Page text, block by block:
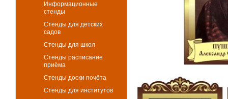
Информационные
стенды
Стенды для детских
садов
Стенды для школ
Стенды расписание
приёма
Стенды доски почёта
Стенды для институтов